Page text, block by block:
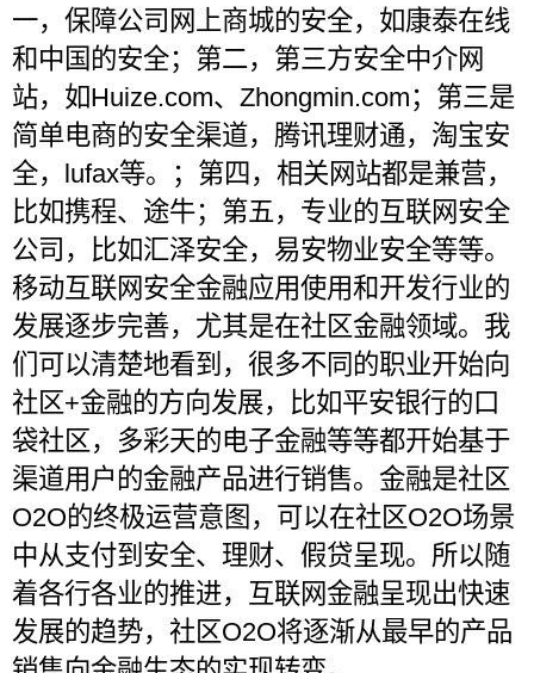
一，保障公司网上商城的安全，如康泰在线
和中国的安全；第二，第三方安全中介网
站，如Huize.com、Zhongmin.com；第三是
简单电商的安全渠道，腾讯理财通，淘宝安
全，lufax等。；第四，相关网站都是兼营，
比如携程、途牛；第五，专业的互联网安全
公司，比如汇泽安全，易安物业安全等等。
移动互联网安全金融应用使用和开发行业的
发展逐步完善，尤其是在社区金融领域。我
们可以清楚地看到，很多不同的职业开始向
社区+金融的方向发展，比如平安银行的口
袋社区，多彩天的电子金融等等都开始基于
渠道用户的金融产品进行销售。金融是社区
O2O的终极运营意图，可以在社区O2O场景
中从支付到安全、理财、假贷呈现。所以随
着各行各业的推进，互联网金融呈现出快速
发展的趋势，社区O2O将逐渐从最早的产品